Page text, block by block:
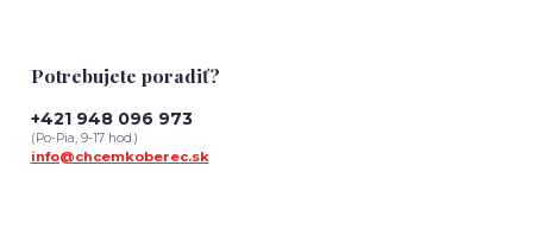
Potrebujete poradiť?
+421 948 096 973
(Po-Pia, 9-17 hod.)
info@chcemkoberec.sk